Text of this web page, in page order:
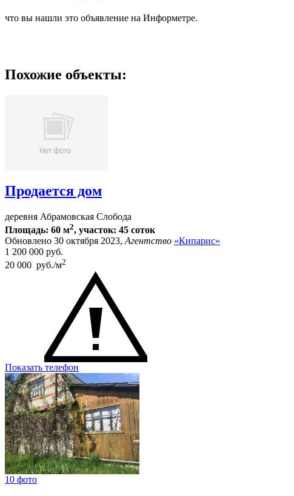
что вы нашли это объявление на Информетре.
Похожие объекты:
Продается дом
деревня Абрамовская Слобода
Площадь: 60 м2, участок: 45 соток
Обновлено 30 октября 2023,Агентство «Кипарис»
1 200 000 руб.
20 000 руб./м2
Показать телефон
10 фото